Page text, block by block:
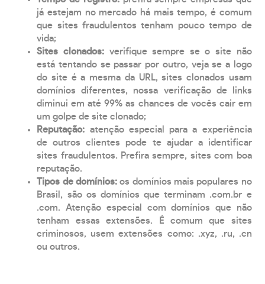
já estejam no mercado há mais tempo, é comum
que sites fraudulentos tenham pouco tempo de
vida;
Sites clonados: verifique sempre se o site não
está tentando se passar por outro, veja se a logo
do site é a mesma da URL, sites clonados usam
domínios diferentes, nossa verificação de links
diminui em até 99% as chances de vocês cair em
um golpe de site clonado;
Reputação: atenção especial para a experiência
de outros clientes pode te ajudar a identificar
sites fraudulentos. Prefira sempre, sites com boa
reputação.
Tipos de domínios:os domínios mais populares no
Brasil, são os domínios que terminam .com.br e
.com. Atenção especial com domínios que não
tenham essas extensões. É comum que sites
criminosos, usem extensões como: .xyz, .ru, .cn
ou outros.